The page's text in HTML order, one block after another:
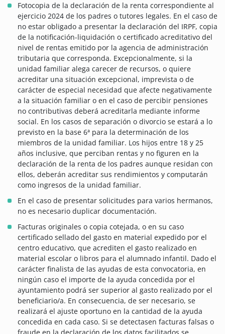
Fotocopia de la declaración de la renta correspondiente al
ejercicio 2024 de los padres o tutores legales. En el caso de
no estar obligado a presentar la declaración del IRPF, copia
de la notificación-liquidación o certificado acreditativo del
nivel de rentas emitido por la agencia de administración
tributaria que corresponda. Excepcionalmente, si la
unidad familiar alega carecer de recursos, o quiere
acreditar una situación excepcional, imprevista o de
carácter de especial necesidad que afecte negativamente
a la situación familiar o en el caso de percibir pensiones
no contributivas deberá acreditarla mediante informe
social. En los casos de separación o divorcio se estará a lo
previsto en la base 6ª para la determinación de los
miembros de la unidad familiar. Los hijos entre 18 y 25
años inclusive, que perciban rentas y no figuren en la
declaración de la renta de los padres aunque residan con
ellos, deberán acreditar sus rendimientos y computarán
como ingresos de la unidad familiar.
En el caso de presentar solicitudes para varios hermanos,
no es necesario duplicar documentación.
Facturas originales o copia cotejada, o en su caso
certificado sellado del gasto en material expedido por el
centro educativo, que acrediten el gasto realizado en
material escolar o libros para el alumnado infantil. Dado el
carácter finalista de las ayudas de esta convocatoria, en
ningún caso el importe de la ayuda concedida por el
ayuntamiento podrá ser superior al gasto realizado por el
beneficiario/a. En consecuencia, de ser necesario, se
realizará el ajuste oportuno en la cantidad de la ayuda
concedida en cada caso. Si se detectasen facturas falsas o